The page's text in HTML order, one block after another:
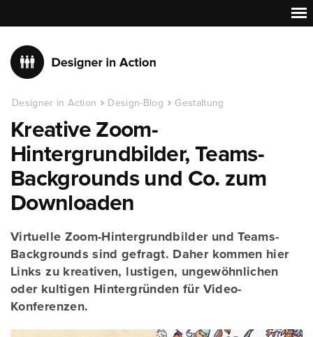
Designer in Action Design-Blog Gestaltung
Kreative Zoom-
Hintergrundbilder, Teams-
Backgrounds und Co. zum
Downloaden
Virtuelle Zoom-Hintergrundbilder und Teams-
Backgrounds sind gefragt. Daher kommen hier
Links zu kreativen, lustigen, ungewöhnlichen
oder kultigen Hintergründen für Video-
Konferenzen.